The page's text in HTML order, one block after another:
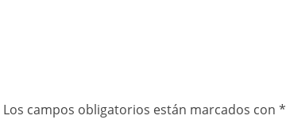
Los campos obligatorios están marcados con *